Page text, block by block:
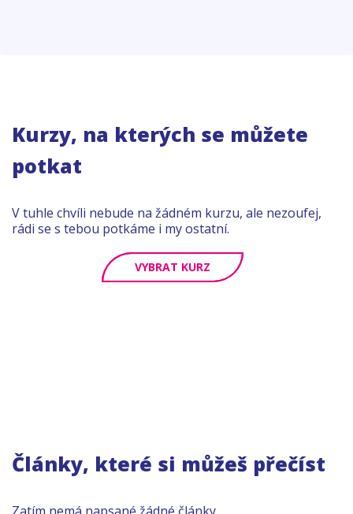
Kurzy, na kterých se můžete
potkat
V tuhle chvíli nebude na žádném kurzu, ale nezoufej,
rádi se s tebou potkáme i my ostatní.
VYBRAT KURZ
Články, které si můžeš přečíst